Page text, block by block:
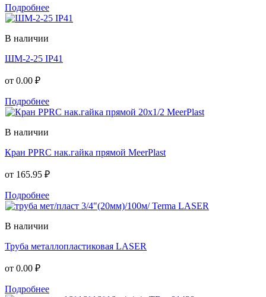
Подробнее
В наличии
ШМ-2-25 IP41
от 0.00 ₽
Подробнее
В наличии
Кран PPRC нак.гайка прямой MeerPlast
от 165.95 ₽
Подробнее
В наличии
Труба металлопластиковая LASER
от 0.00 ₽
Подробнее